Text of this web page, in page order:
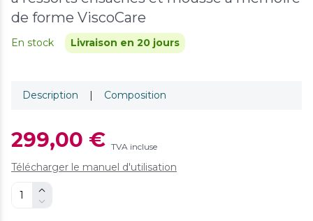
de forme ViscoCare
En stock Livraison en 20 jours
Description | Composition
299,00 € TVA incluse
Télécharger le manuel d'utilisation